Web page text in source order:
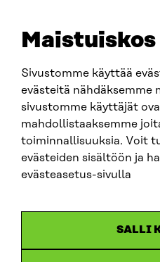
Maistuiskos
Sivustomme käyttää
evästeitä nähdäksemme
sivustomme käyttäjät
mahdollistaaksemme
toiminnallisuuksia. Voit
evästeiden sisältöön ja
evästeasetus-sivulla
SALLI
fornamn.efternamn@sitra.fi
SITRA PÅ SOCIALA MEDIER
LinkedIn
Instagram
YouTube